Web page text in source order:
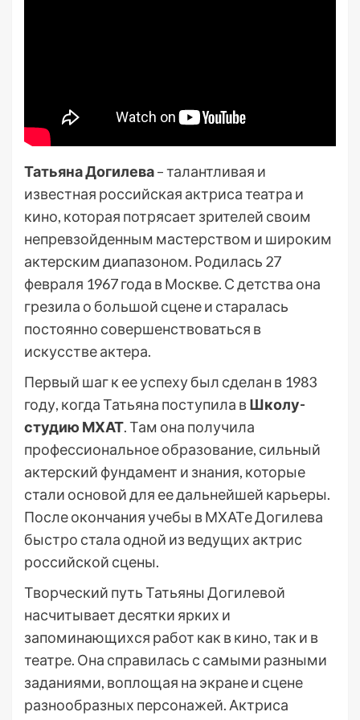
Татьяна Догилева– талантливая и
известная российская актриса театра и
кино, которая потрясает зрителей своим
непревзойденным мастерством и широким
актерским диапазоном. Родилась 27
февраля 1967 года в Москве. С детства она
грезила о большой сцене и старалась
постоянно совершенствоваться в
искусстве актера.
Первый шаг к ее успеху был сделан в 1983
году, когда Татьяна поступила вШколу-
студию МХАТ. Там она получила
профессиональное образование, сильный
актерский фундамент и знания, которые
стали основой для ее дальнейшей карьеры.
После окончания учебы в МХАТе Догилева
быстро стала одной из ведущих актрис
российской сцены.
Творческий путь Татьяны Догилевой
насчитывает десятки ярких и
запоминающихся работ как в кино, так и в
театре. Она справилась с самыми разными
заданиями, воплощая на экране и сцене
разнообразных персонажей. Актриса